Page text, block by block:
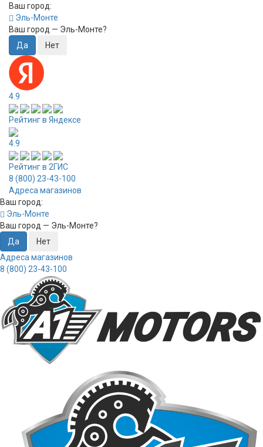
Ваш город:
Эль-Монте
Ваш город — Эль-Монте?
4.9
Рейтинг в Яндексе
4.9
Рейтинг в 2ГИС
8 (800) 23-43-100
Адреса магазинов
Ваш город:
Эль-Монте
Ваш город — Эль-Монте?
Адреса магазинов
8 (800) 23-43-100